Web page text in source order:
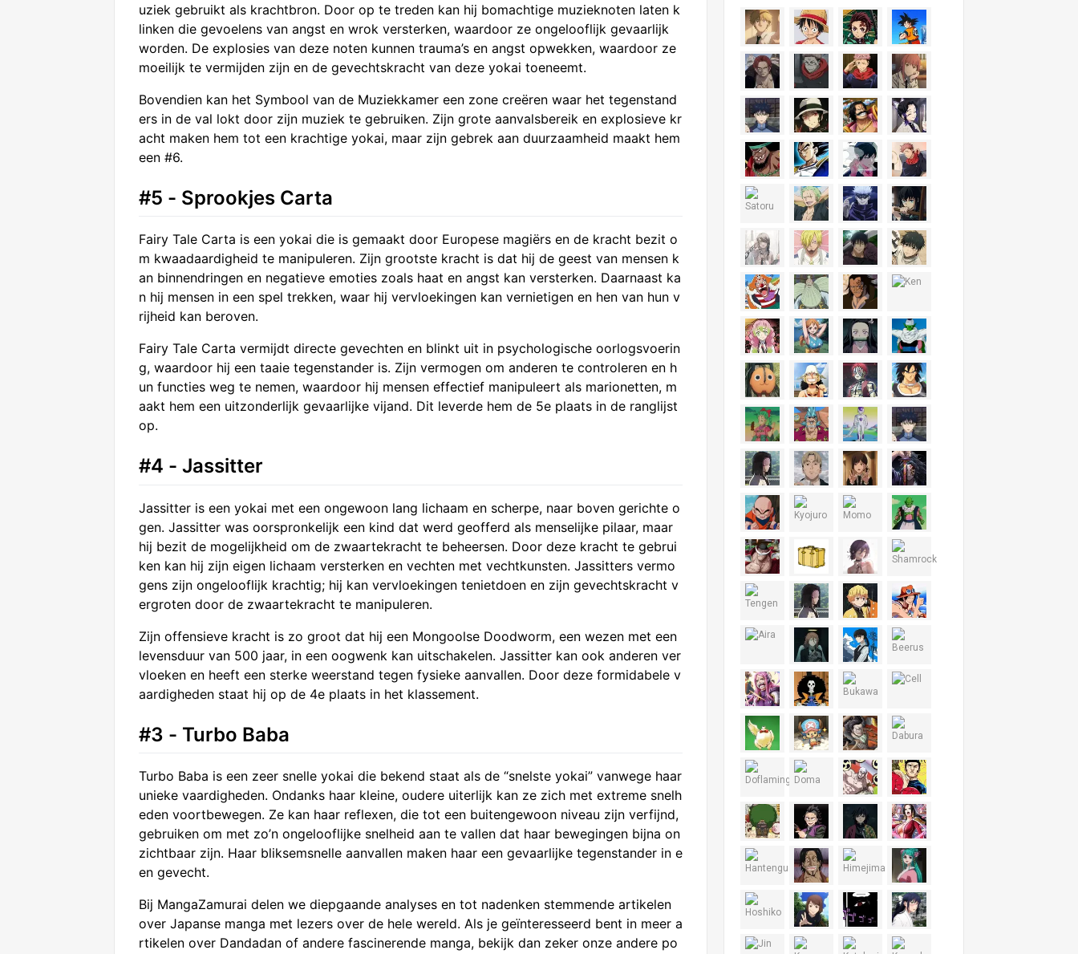
uziek gebruikt als krachtbron. Door op te treden kan hij bomachtige muzieknoten laten k
linken die gevoelens van angst en wrok versterken, waardoor ze ongelooflijk gevaarlijk
worden. De explosies van deze noten kunnen trauma’s en angst opwekken, waardoor ze
moeilijk te vermijden zijn en de gevechtskracht van deze yokai toeneemt.
Bovendien kan het Symbool van de Muziekkamer een zone creëren waar het tegenstand
ers in de val lokt door zijn muziek te gebruiken. Zijn grote aanvalsbereik en explosieve kr
acht maken hem tot een krachtige yokai, maar zijn gebrek aan duurzaamheid maakt hem
een #6.
#5 - Sprookjes Carta
Fairy Tale Carta is een yokai die is gemaakt door Europese magiërs en de kracht bezit o
m kwaadaardigheid te manipuleren. Zijn grootste kracht is dat hij de geest van mensen k
an binnendringen en negatieve emoties zoals haat en angst kan versterken. Daarnaast ka
n hij mensen in een spel trekken, waar hij vervloekingen kan vernietigen en hen van hun v
rijheid kan beroven.
Fairy Tale Carta vermijdt directe gevechten en blinkt uit in psychologische oorlogsvoerin
g, waardoor hij een taaie tegenstander is. Zijn vermogen om anderen te controleren en h
un functies weg te nemen, waardoor hij mensen effectief manipuleert als marionetten, m
aakt hem een uitzonderlijk gevaarlijke vijand. Dit leverde hem de 5e plaats in de ranglijst
op.
#4 - Jassitter
Jassitter is een yokai met een ongewoon lang lichaam en scherpe, naar boven gerichte o
gen. Jassitter was oorspronkelijk een kind dat werd geofferd als menselijke pilaar, maar
hij bezit de mogelijkheid om de zwaartekracht te beheersen. Door deze kracht te gebrui
ken kan hij zijn eigen lichaam versterken en vechten met vechtkunsten. Jassitters vermo
gens zijn ongelooflijk krachtig; hij kan vervloekingen tenietdoen en zijn gevechtskracht v
ergroten door de zwaartekracht te manipuleren.
Zijn offensieve kracht is zo groot dat hij een Mongoolse Doodworm, een wezen met een
levensduur van 500 jaar, in een oogwenk kan uitschakelen. Jassitter kan ook anderen ver
vloeken en heeft een sterke weerstand tegen fysieke aanvallen. Door deze formidabele v
aardigheden staat hij op de 4e plaats in het klassement.
#3 - Turbo Baba
Turbo Baba is een zeer snelle yokai die bekend staat als de “snelste yokai” vanwege haar
unieke vaardigheden. Ondanks haar kleine, oudere uiterlijk kan ze zich met extreme snelh
eden voortbewegen. Ze kan haar reflexen, die tot een buitengewoon niveau zijn verfijnd,
gebruiken om met zo’n ongelooflijke snelheid aan te vallen dat haar bewegingen bijna on
zichtbaar zijn. Haar bliksemsnelle aanvallen maken haar een gevaarlijke tegenstander in e
en gevecht.
Bij MangaZamurai delen we diepgaande analyses en tot nadenken stemmende artikelen
over Japanse manga met lezers over de hele wereld. Als je geïnteresseerd bent in meer a
rtikelen over Dandadan of andere fascinerende manga, bekijk dan zeker onze andere po